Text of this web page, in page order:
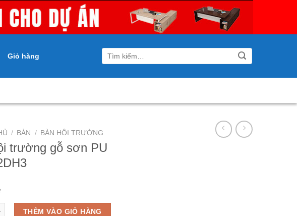
Giỏ hàng
Tìm
kiếm:
/ BÀN / BÀN HỘI TRƯỜNG
trường gỗ sơn PU
gỗ sơn PU BHT12DH3 số lượng
THÊM VÀO GIỎ HÀNG